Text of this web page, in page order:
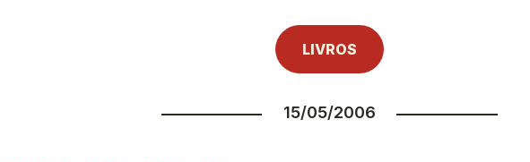
LIVROS
15/05/2006